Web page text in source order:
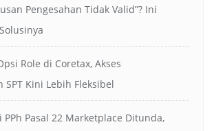
Pengesahan Tidak Valid”? Ini
Role di Coretax, Akses
SPT Kini Lebih Fleksibel
Pasal 22 Marketplace Ditunda,